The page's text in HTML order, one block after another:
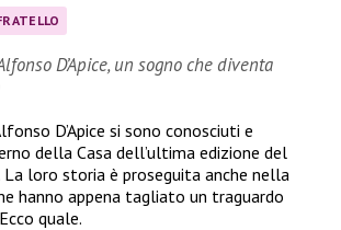
D’Apice, un sogno che diventa
D’Apice si sono conosciuti e
della Casa dell’ultima edizione del
. La loro storia è proseguita anche nella
hanno appena tagliato un traguardo
quale.